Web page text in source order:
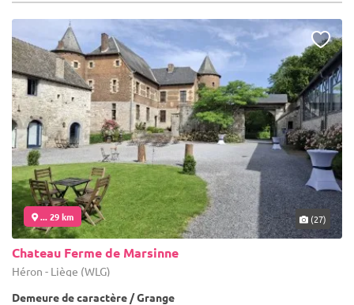
... 29 km (27)
Chateau Ferme de Marsinne
Héron - Liège (WLG)
Demeure de caractère / Grange